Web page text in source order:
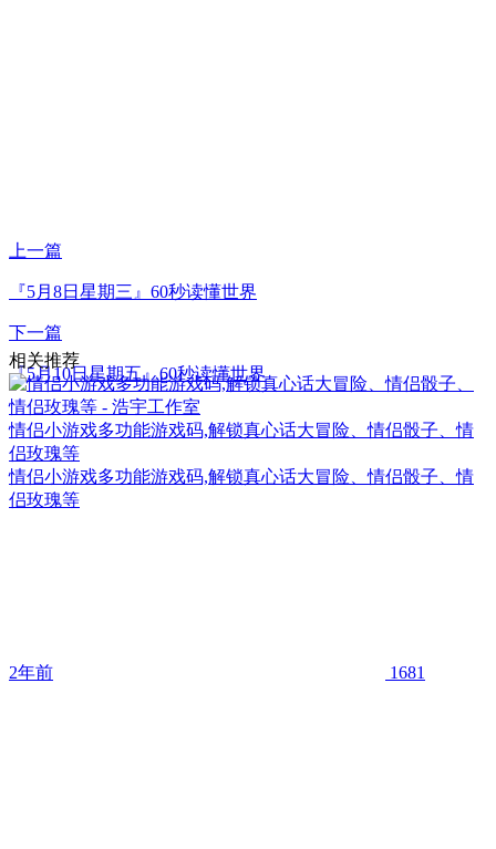
上一篇
『5月8日星期三』60秒读懂世界
下一篇
『5月10日星期五』60秒读懂世界
相关推荐
情侣小游戏多功能游戏码,解锁真心话大冒险、情侣骰子、情
侣玫瑰等
情侣小游戏多功能游戏码,解锁真心话大冒险、情侣骰子、情
侣玫瑰等
2年前 1681